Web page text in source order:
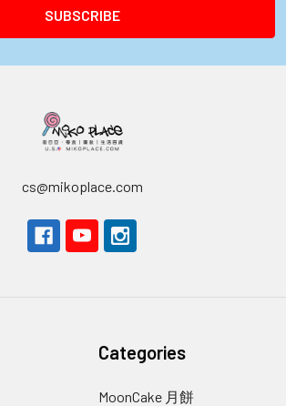
cs@mikoplace.com
Categories
MoonCake 月餅